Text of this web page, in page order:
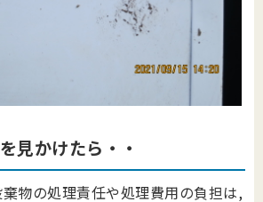
見かけたら・・
棄物の処理責任や処理費用の負担は,